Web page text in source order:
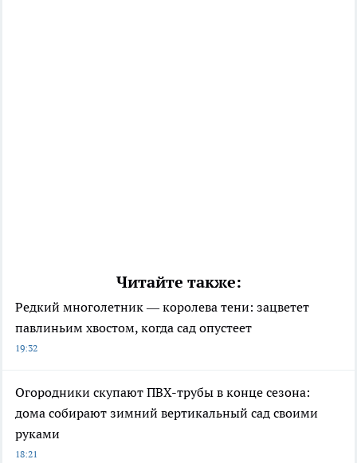
Читайте также:
Редкий многолетник — королева тени: зацветет
павлиньим хвостом, когда сад опустеет
19:32
Огородники скупают ПВХ-трубы в конце сезона:
дома собирают зимний вертикальный сад своими
руками
18:21